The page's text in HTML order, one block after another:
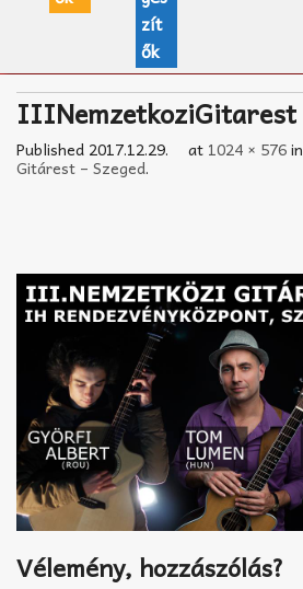
TOP100 nóta
Zeneiskolák
Zeneszerzés alapjai
Improvizáció
zít
ők
IIINemzetkoziGitarest
Published 2017.12.29. at 1024 × 576in
Gitárest – Szeged.
Vélemény, hozzászólás?